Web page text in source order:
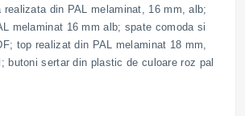
realizata din PAL melaminat, 16 mm, alb;
melaminat 16 mm alb; spate comoda si
top realizat din PAL melaminat 18 mm,
butoni sertar din plastic de culoare roz pal